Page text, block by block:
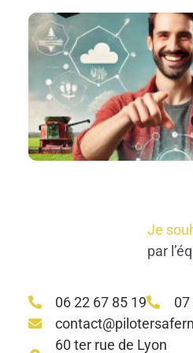
Je
par
06 22 67 85 19
07
60 ter rue de Lyon